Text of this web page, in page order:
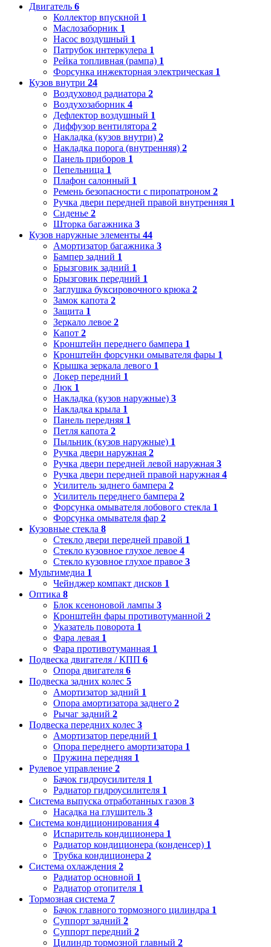
Двигатель 6
Коллектор впускной 1
Маслозаборник 1
Насос воздушный 1
Патрубок интеркулера 1
Рейка топливная (рампа) 1
Форсунка инжекторная электрическая 1
Кузов внутри 24
Воздуховод радиатора 2
Воздухозаборник 4
Дефлектор воздушный 1
Диффузор вентилятора 2
Накладка (кузов внутри) 2
Накладка порога (внутренняя) 2
Панель приборов 1
Пепельница 1
Плафон салонный 1
Ремень безопасности с пиропатроном 2
Ручка двери передней правой внутренняя 1
Сиденье 2
Шторка багажника 3
Кузов наружные элементы 44
Амортизатор багажника 3
Бампер задний 1
Брызговик задний 1
Брызговик передний 1
Заглушка буксировочного крюка 2
Замок капота 2
Защита 1
Зеркало левое 2
Капот 2
Кронштейн переднего бампера 1
Кронштейн форсунки омывателя фары 1
Крышка зеркала левого 1
Локер передний 1
Люк 1
Накладка (кузов наружные) 3
Накладка крыла 1
Панель передняя 1
Петля капота 2
Пыльник (кузов наружные) 1
Ручка двери наружная 2
Ручка двери передней левой наружная 3
Ручка двери передней правой наружная 4
Усилитель заднего бампера 2
Усилитель переднего бампера 2
Форсунка омывателя лобового стекла 1
Форсунка омывателя фар 2
Кузовные стекла 8
Стекло двери передней правой 1
Стекло кузовное глухое левое 4
Стекло кузовное глухое правое 3
Мультимедиа 1
Чейнджер компакт дисков 1
Оптика 8
Блок ксеноновой лампы 3
Кронштейн фары противотуманной 2
Указатель поворота 1
Фара левая 1
Фара противотуманная 1
Подвеска двигателя / КПП 6
Опора двигателя 6
Подвеска задних колес 5
Амортизатор задний 1
Опора амортизатора заднего 2
Рычаг задний 2
Подвеска передних колес 3
Амортизатор передний 1
Опора переднего амортизатора 1
Пружина передняя 1
Рулевое управление 2
Бачок гидроусилителя 1
Радиатор гидроусилителя 1
Система выпуска отработанных газов 3
Насадка на глушитель 3
Система кондиционирования 4
Испаритель кондиционера 1
Радиатор кондиционера (конденсер) 1
Трубка кондиционера 2
Система охлаждения 2
Радиатор основной 1
Радиатор отопителя 1
Тормозная система 7
Бачок главного тормозного цилиндра 1
Суппорт задний 2
Суппорт передний 2
Цилиндр тормозной главный 2